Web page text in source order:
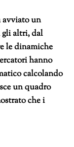
avviato un
gli altri, dal
le dinamiche
hanno
calcolando
un quadro
che i